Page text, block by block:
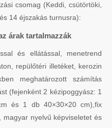
csomag (Keddi, csütörtöki,
14 éjszakás turnusra):
árak tartalmazzák
és ellátással, menetrend
repülőtéri illetéket, kerozin
meghatározott számítás
(fejenként 2 kézipoggyász: 1
és 1 db 40×30×20 cm),fix
nyelvű képviseletet és